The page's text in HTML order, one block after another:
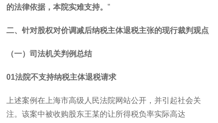
的法律依据，本院实难支持。”
二、针对股权对价调减后纳税主体退税主张的现行裁判观点
（一）司法机关判例总结
01法院不支持纳税主体退税请求
上述案例在上海市高级人民法院网站公开，并引起社会关
注。该案中被收购股东王某的让所得税负率实际高达